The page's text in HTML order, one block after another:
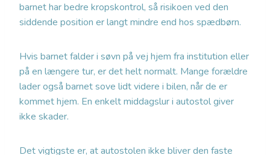
barnet har bedre kropskontrol, så risikoen ved den
siddende position er langt mindre end hos spædbørn.
Hvis barnet falder i søvn på vej hjem fra institution eller
på en længere tur, er det helt normalt. Mange forældre
lader også barnet sove lidt videre i bilen, når de er
kommet hjem. En enkelt middagslur i autostol giver
ikke skader.
Det vigtigste er, at autostolen ikke bliver den faste